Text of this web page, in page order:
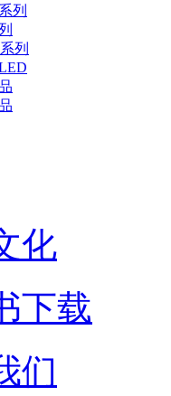
列
列
化
下载
们